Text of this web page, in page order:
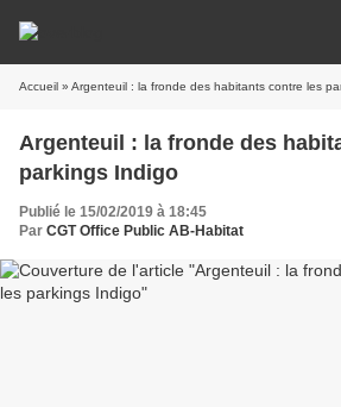
Accueil » Argenteuil : la fronde des habitants contre les
Argenteuil : la fronde des
parkings Indigo
Publié le 15/02/2019 à 18:45
Par CGT Office Public AB-Habitat